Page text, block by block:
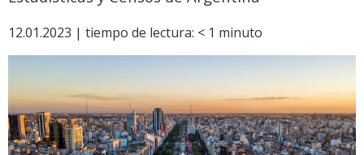
12.01.2023 | tiempo de lectura: < 1 minuto